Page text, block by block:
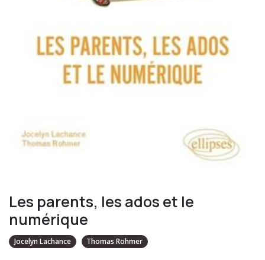
Les parents, les ados et le
numérique
Jocelyn Lachance Thomas Rohmer